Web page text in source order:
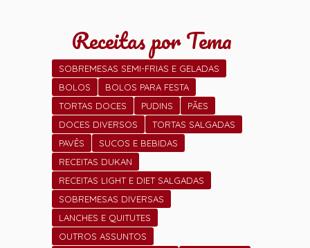
Receitas por Tema
SOBREMESAS SEMI-FRIAS E GELADAS
BOLOS
BOLOS PARA FESTA
TORTAS DOCES
PUDINS
PÃES
DOCES DIVERSOS
TORTAS SALGADAS
PAVÊS
SUCOS E BEBIDAS
RECEITAS DUKAN
RECEITAS LIGHT E DIET SALGADAS
SOBREMESAS DIVERSAS
LANCHES E QUITUTES
OUTROS ASSUNTOS